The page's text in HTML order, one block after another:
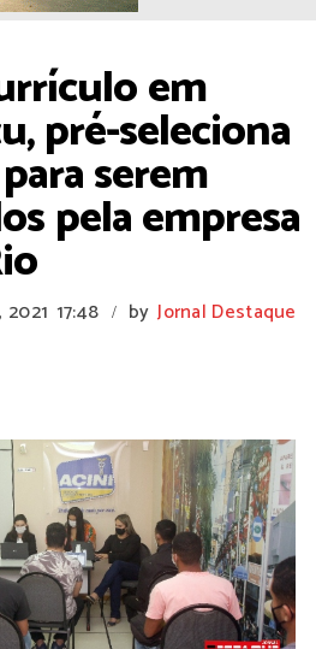
em
pré-seleciona
serem
pela empresa
17:48 / by Jornal Destaque